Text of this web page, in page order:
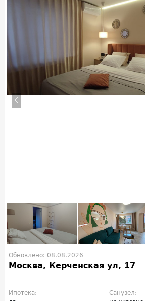
Обновлено: 08.08.2026
Москва, Керченская ул, 17
Ипотека:
Санузел: